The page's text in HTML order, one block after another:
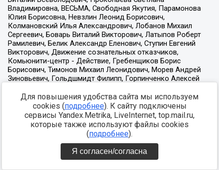
Для повышения удобства сайта мы используем
cookies (подробнее). К сайту подключены
сервисы Yandex.Metrika, LiveInternet, top.mail.ru,
которые также используют файлы cookies
(подробнее).
Я согласен/согласна